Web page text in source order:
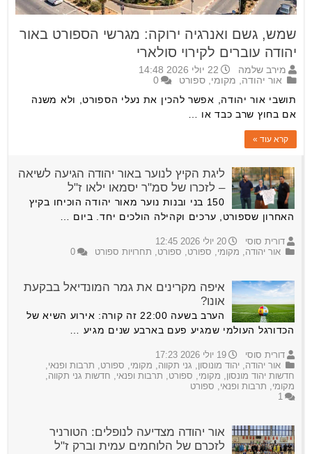
שמש, גשם ואנרגיה ירוקה: מגרשי הספורט באור
יהודה עוברים לקירוי סולארי
מירב שלמה
22 יולי 2026 14:48
אור יהודה, מקומי, ספורט 0
תושבי אור יהודה, אפשר להכין את נעלי הספורט, ולא משנה
אם בחוץ שרב כבד או …
קרא עוד »
ליגת הקיץ לנוער באור יהודה הגיעה לשיאה
– לזכרו של סמ"ר יסמאו ילאו ז"ל
150 בני ובנות נוער מאור יהודה הוכיחו בקיץ
האחרון שספורט, ערכים וקהילה הולכים יחד. ביום …
דורית סוסי
20 יולי 2026 12:45
אור יהודה, מקומי, ספורט, ספורט, תחרויות ספורט 0
איפה מקרינים את גמר המונדיאל בבקעת
אונו?
הערב בשעה 22:00 זה קורה: אירוע השיא של
הכדורגל העולמי שמגיע פעם בארבע שנים מגיע …
דורית סוסי
19 יולי 2026 17:23
אור יהודה, יהוד מונוסון, גני תקווה, מקומי, ספורט, תרבות ופנאי,
חדשות יהוד מונסון, מקומי, ספורט, תרבות ופנאי, חדשות גני תקווה,
מקומי, תרבות ופנאי, ספורט
1
אור יהודה מצדיעה לנופלים: הטורניר
לזכרם של הלוחמים עמית וברק ז"ל